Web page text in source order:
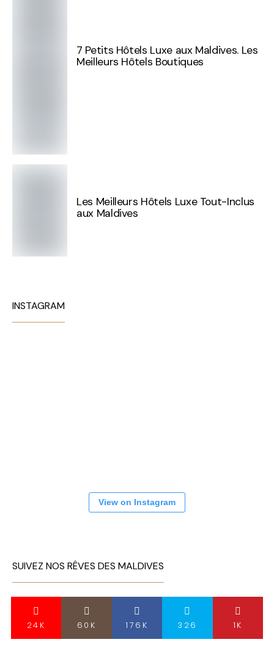
7 Petits Hôtels Luxe aux Maldives. Les
Meilleurs Hôtels Boutiques
Les Meilleurs Hôtels Luxe Tout-Inclus
aux Maldives
INSTAGRAM
View on Instagram
SUIVEZ NOS RÊVES DES MALDIVES
24K 60K 176K 326 1K